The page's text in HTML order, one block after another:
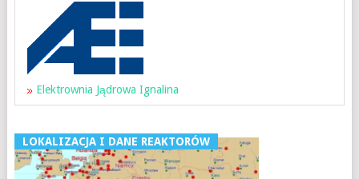
Elektrownia Jądrowa Ignalina
LOKALIZACJA I DANE REAKTORÓW